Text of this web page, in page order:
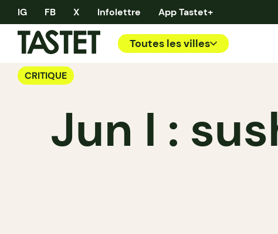
IG FB X Infolettre App Tastet+
Toutes les villes
CRITIQUE
Jun I :